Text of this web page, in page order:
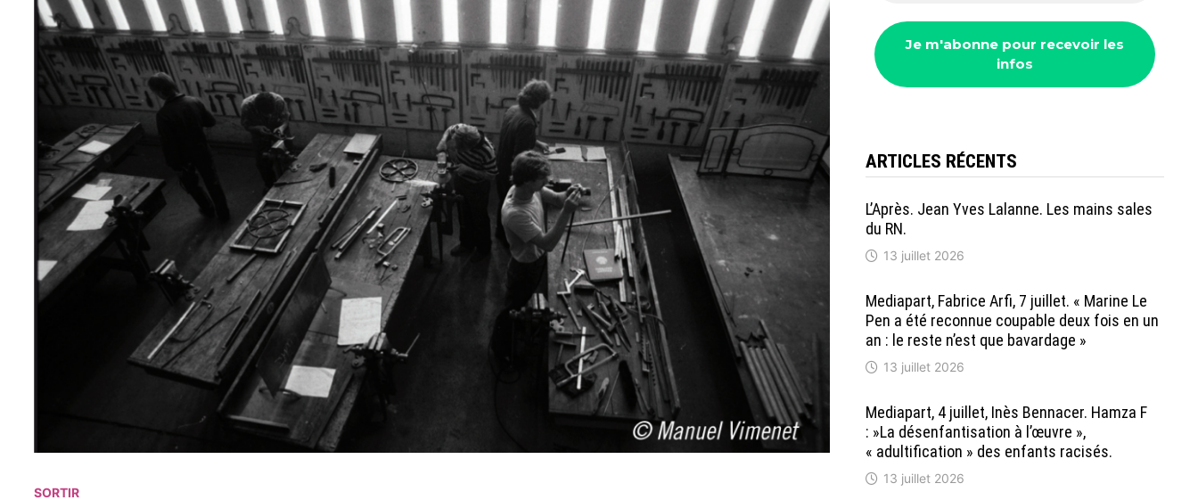
SORTIR
ARTICLES RÉCENTS
L’Après. Jean Yves Lalanne. Les mains sales
du RN.
13 juillet 2026
Mediapart, Fabrice Arfi, 7 juillet. « Marine Le
Pen a été reconnue coupable deux fois en un
an : le reste n’est que bavardage »
13 juillet 2026
Mediapart, 4 juillet, Inès Bennacer. Hamza F
: »La désenfantisation à l’œuvre »,
« adultification » des enfants racisés.
13 juillet 2026